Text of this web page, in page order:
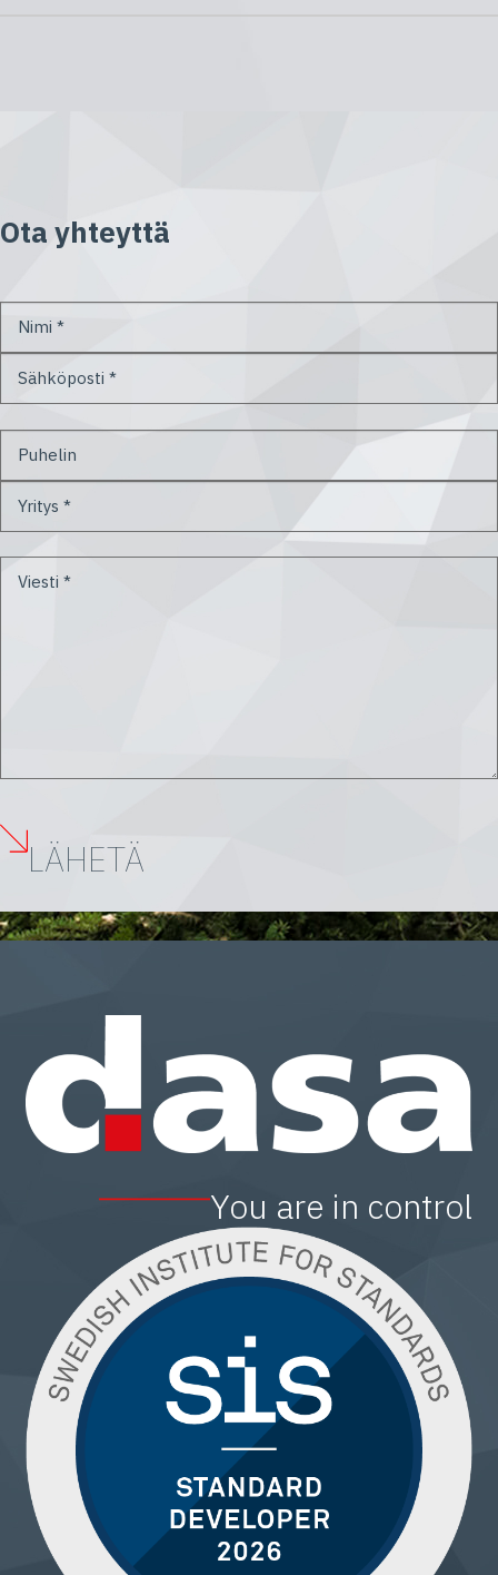
Ota yhteyttä
You are in control